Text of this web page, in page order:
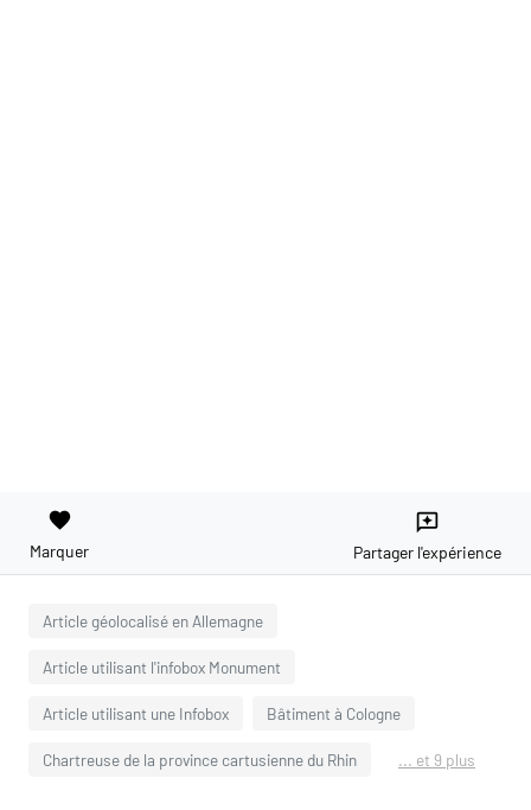
favorite
Marquer
reviews
Partager l'expérience
Article géolocalisé en Allemagne
Article utilisant l'infobox Monument
Article utilisant une Infobox Bâtiment à Cologne
Chartreuse de la province cartusienne du Rhin ... et 9 plus